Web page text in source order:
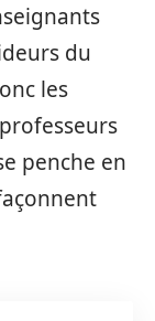
du
les
penche en